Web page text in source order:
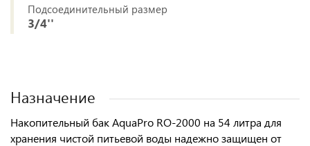
Подсоединительный размер
3/4''
Назначение
Накопительный бак AquaPro RO-2000 на 54 литра для
хранения чистой питьевой воды надежно защищен от